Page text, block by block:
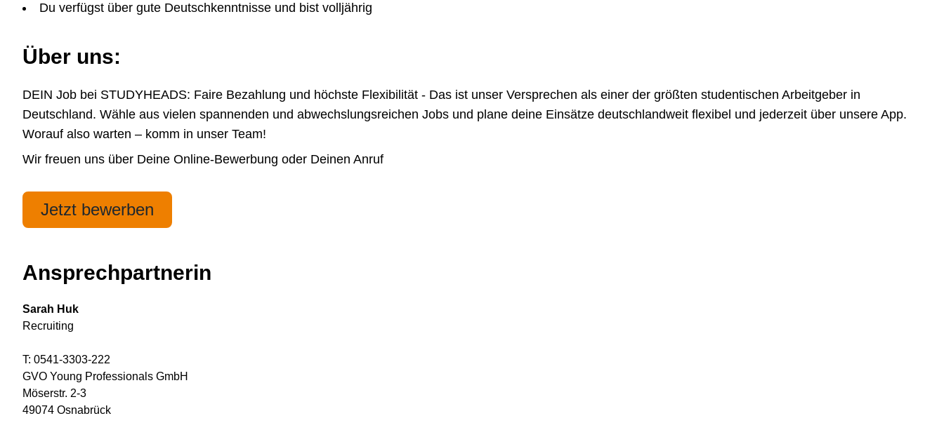
Du verfügst über gute Deutschkenntnisse und bist volljährig
Über uns:
DEIN Job bei STUDYHEADS: Faire Bezahlung und höchste Flexibilität - Das ist unser Versprechen als einer der größten studentischen Arbeitgeber in
Deutschland. Wähle aus vielen spannenden und abwechslungsreichen Jobs und plane deine Einsätze deutschlandweit flexibel und jederzeit über unsere App.
Worauf also warten – komm in unser Team!
Wir freuen uns über Deine Online-Bewerbung oder Deinen Anruf
Jetzt bewerben
Ansprechpartnerin
Sarah Huk
Recruiting
T: 0541-3303-222
GVO Young Professionals GmbH
Möserstr. 2-3
49074 Osnabrück